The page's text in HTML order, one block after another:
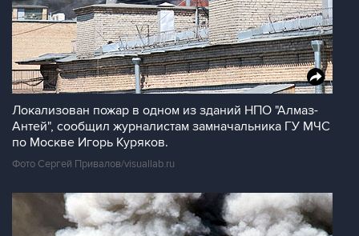
Локализован пожар в одном из зданий НПО "Алмаз-
Антей", сообщил журналистам замначальника ГУ МЧС
по Москве Игорь Куряков.
Фото Сергей Привалов/visuallab.ru